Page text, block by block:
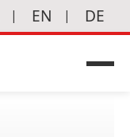
EN DE